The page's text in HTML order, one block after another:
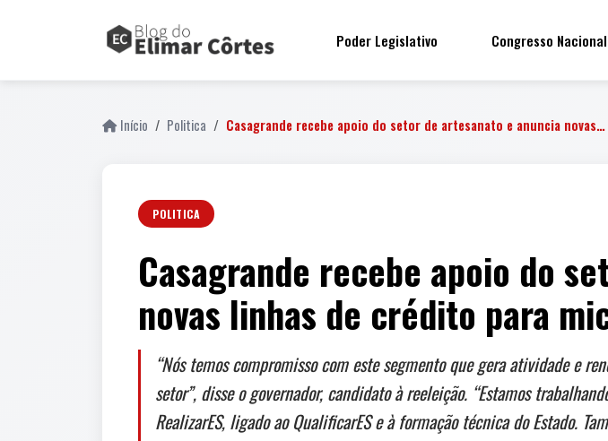
Poder Legislativo Congresso Nacional
Início Politica Casagrande recebe apoio do setor de artesanato e anuncia novas…
POLITICA
Casagrande recebe apoio do
novas linhas de crédito para
“Nós temos compromisso com este segmento que gera atividade e
setor”, disse o governador, candidato à reeleição. “Estamos
RealizarES, ligado ao QualificarES e à formação técnica do Estado.